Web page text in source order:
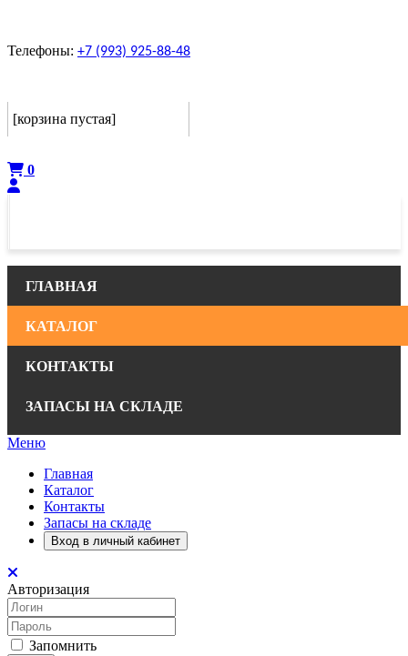
Телефоны: +7 (993) 925-88-48
[корзина пустая]
0
ГЛАВНАЯ
КАТАЛОГ
КОНТАКТЫ
ЗАПАСЫ НА СКЛАДЕ
Меню
Главная
Каталог
Контакты
Запасы на складе
Вход в личный кабинет
Авторизация
Запомнить